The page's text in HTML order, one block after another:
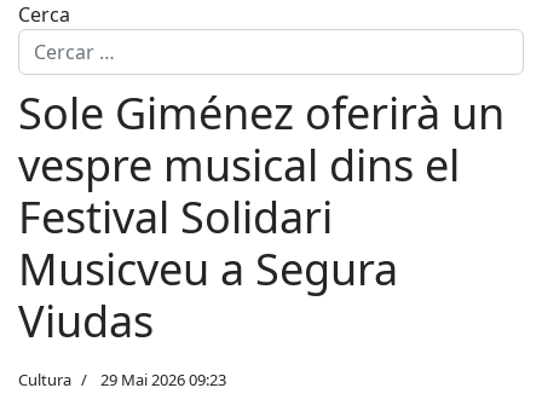
Cerca
Sole Giménez oferirà un
vespre musical dins el
Festival Solidari
Musicveu a Segura
Viudas
Cultura 29 Mai 2026 09:23